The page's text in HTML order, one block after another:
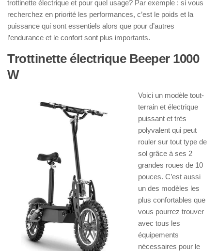
trottinette électrique et pour quel usage? Par exemple : si vous
recherchez en priorité les performances, c’est le poids et la
puissance qui sont essentiels alors que pour d’autres
l’endurance et le confort sont plus importants.
Trottinette électrique Beeper 1000
W
Voici un modèle tout-
terrain et électrique
puissant et très
polyvalent qui peut
rouler sur tout type de
sol grâce à ses 2
grandes roues de 10
pouces. C’est aussi
un des modèles les
plus confortables que
vous pourrez trouver
avec tous les
équipements
nécessaires pour le